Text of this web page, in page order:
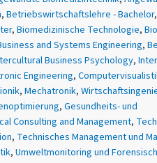
, Betriebswirtschaftslehre - Bachelor,
, Biomedizinische Technologie,
and Systems Engineering,
Business Psychology,
Engineering,
, Mechatronik,
, Gesundheits- und
Consulting and Management,
, Technisches Management und
, Umweltmonitoring und